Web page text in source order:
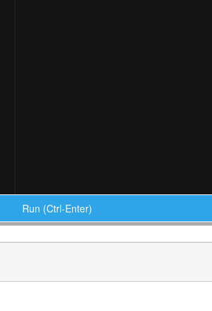
Run (Ctrl-Enter)